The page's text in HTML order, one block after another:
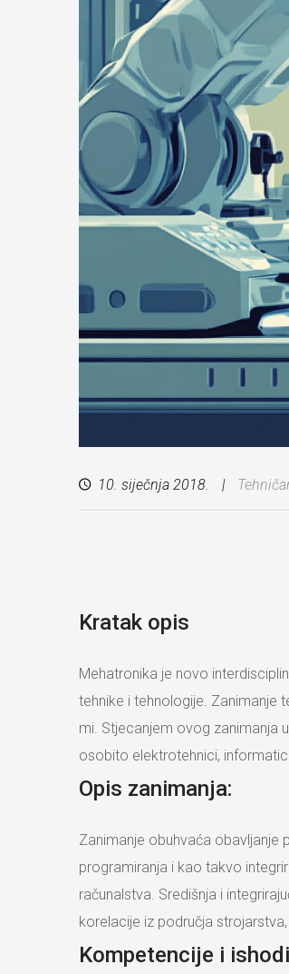
10. siječnja 2018.
Kratak opis
Mehatronika je novo
tehnike i tehnologije. Zanimanje
mi. Stjecanjem ovog zanimanja
osobito elektrotehnici,
Opis zanimanja:
Zanimanje obuhvaća obavljanje
programiranja i kao takvo
računalstva. Središnja i
korelacije iz područja
Kompetencije i